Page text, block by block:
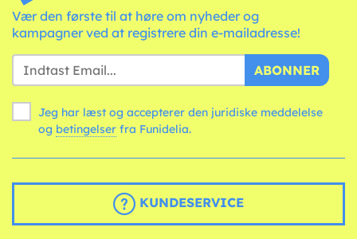
Vær den første til at høre om nyheder og
kampagner ved at registrere din e-mailadresse!
ABONNER
Jeg har læst og accepterer den juridiske meddelelse
og betingelser fra Funidelia.
KUNDESERVICE